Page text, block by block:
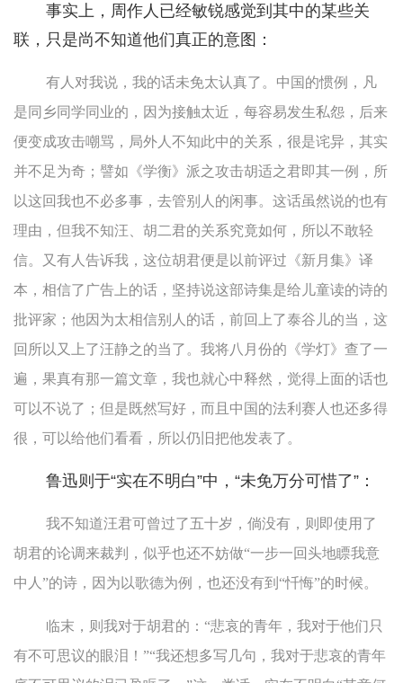
事实上，周作人已经敏锐感觉到其中的某些关
联，只是尚不知道他们真正的意图：
有人对我说，我的话未免太认真了。中国的惯例，凡
是同乡同学同业的，因为接触太近，每容易发生私怨，后来
便变成攻击嘲骂，局外人不知此中的关系，很是诧异，其实
并不足为奇；譬如《学衡》派之攻击胡适之君即其一例，所
以这回我也不必多事，去管别人的闲事。这话虽然说的也有
理由，但我不知汪、胡二君的关系究竟如何，所以不敢轻
信。又有人告诉我，这位胡君便是以前评过《新月集》译
本，相信了广告上的话，坚持说这部诗集是给儿童读的诗的
批评家；他因为太相信别人的话，前回上了泰谷儿的当，这
回所以又上了汪静之的当了。我将八月份的《学灯》查了一
遍，果真有那一篇文章，我也就心中释然，觉得上面的话也
可以不说了；但是既然写好，而且中国的法利赛人也还多得
很，可以给他们看看，所以仍旧把他发表了。
鲁迅则于“实在不明白”中，“未免万分可惜了”：
我不知道汪君可曾过了五十岁，倘没有，则即使用了
胡君的论调来裁判，似乎也还不妨做“一步一回头地瞟我意
中人”的诗，因为以歌德为例，也还没有到“忏悔”的时候。
临末，则我对于胡君的：“悲哀的青年，我对于他们只
有不可思议的眼泪！”“我还想多写几句，我对于悲哀的青年